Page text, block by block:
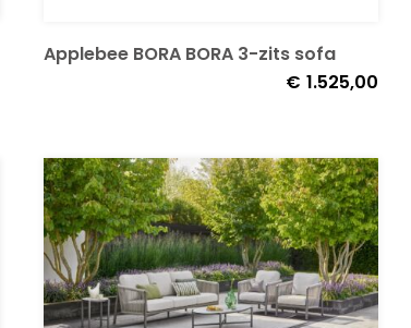
Applebee BORA BORA 3-zits sofa
€ 1.525,00